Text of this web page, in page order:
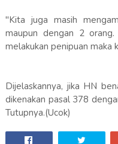
"Kita juga masih
maupun dengan 2
melakukan penipuan maka
Dijelaskannya, jika HN
dikenakan pasal 378
Tutupnya.(Ucok)